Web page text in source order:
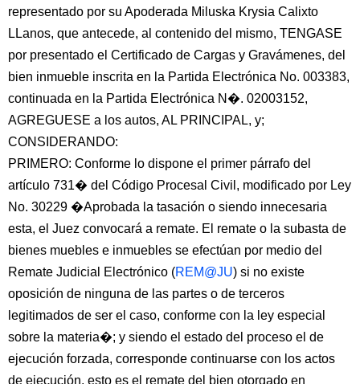
representado por su Apoderada Miluska Krysia Calixto
LLanos, que antecede, al contenido del mismo, TENGASE
por presentado el Certificado de Cargas y Gravámenes, del
bien inmueble inscrita en la Partida Electrónica No. 003383,
continuada en la Partida Electrónica N�. 02003152,
AGREGUESE a los autos, AL PRINCIPAL, y;
CONSIDERANDO:
PRIMERO: Conforme lo dispone el primer párrafo del
artículo 731� del Código Procesal Civil, modificado por Ley
No. 30229 �Aprobada la tasación o siendo innecesaria
esta, el Juez convocará a remate. El remate o la subasta de
bienes muebles e inmuebles se efectúan por medio del
Remate Judicial Electrónico (REM@JU) si no existe
oposición de ninguna de las partes o de terceros
legitimados de ser el caso, conforme con la ley especial
sobre la materia�; y siendo el estado del proceso el de
ejecución forzada, corresponde continuarse con los actos
de ejecución, esto es el remate del bien otorgado en